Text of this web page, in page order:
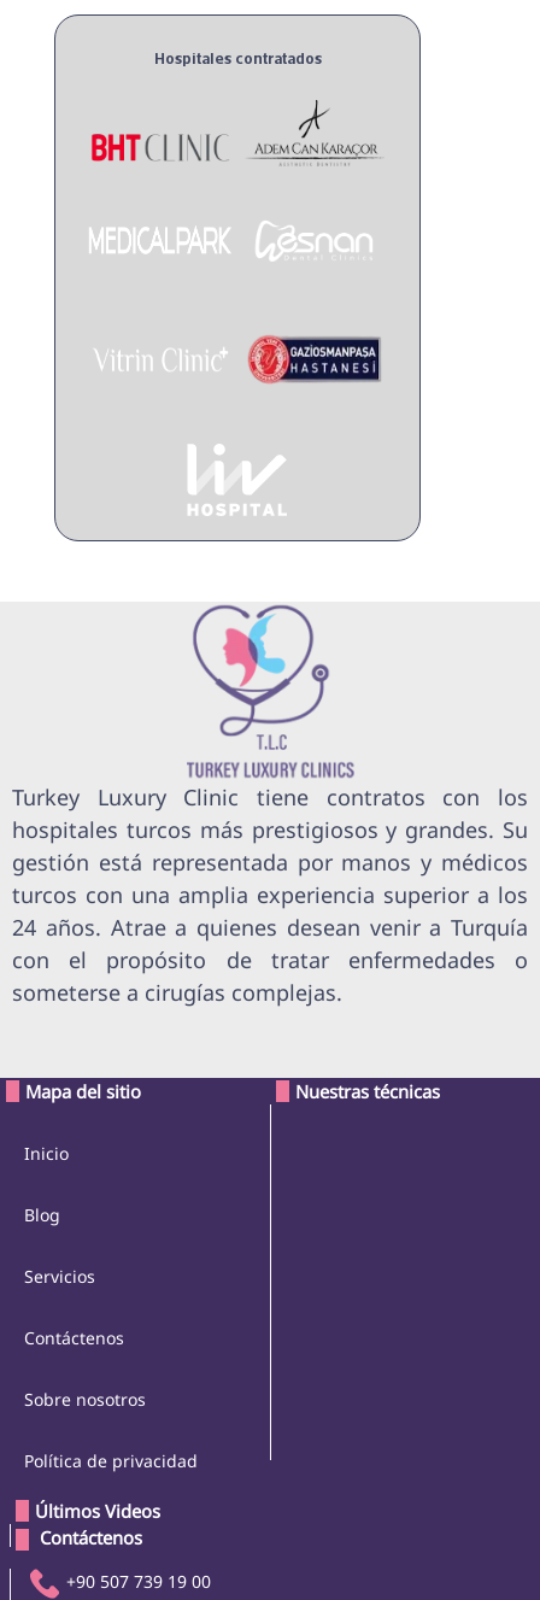
Hospitales contratados
Turkey Luxury Clinic tiene contratos con los
hospitales turcos más prestigiosos y grandes. Su
gestión está representada por manos y médicos
turcos con una amplia experiencia superior a los
24 años. Atrae a quienes desean venir a Turquía
con el propósito de tratar enfermedades o
someterse a cirugías complejas.
Mapa del sitio
Inicio
Blog
Servicios
Contáctenos
Sobre nosotros
Política de privacidad
Nuestras técnicas
Últimos Videos
Contáctenos
+90 507 739 19 00